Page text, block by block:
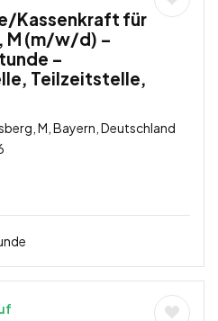
Kassenkraft für
M (m/w/d) –
–
Teilzeitstelle,
M, Bayern, Deutschland